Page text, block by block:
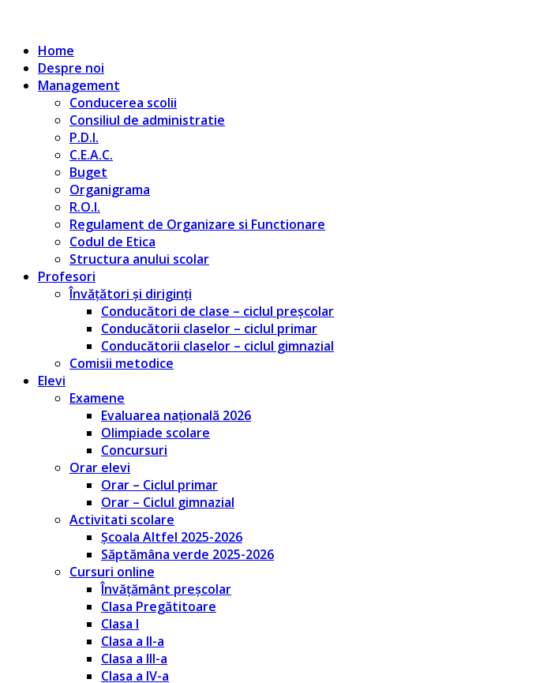
Home
Despre noi
Management
Conducerea scolii
Consiliul de administratie
P.D.I.
C.E.A.C.
Buget
Organigrama
R.O.I.
Regulament de Organizare si Functionare
Codul de Etica
Structura anului scolar
Profesori
Învățători și diriginți
Conducători de clase – ciclul preșcolar
Conducătorii claselor – ciclul primar
Conducătorii claselor – ciclul gimnazial
Comisii metodice
Elevi
Examene
Evaluarea națională 2026
Olimpiade scolare
Concursuri
Orar elevi
Orar – Ciclul primar
Orar – Ciclul gimnazial
Activitati scolare
Școala Altfel 2025-2026
Săptămâna verde 2025-2026
Cursuri online
Învățământ preșcolar
Clasa Pregătitoare
Clasa I
Clasa a II-a
Clasa a III-a
Clasa a IV-a